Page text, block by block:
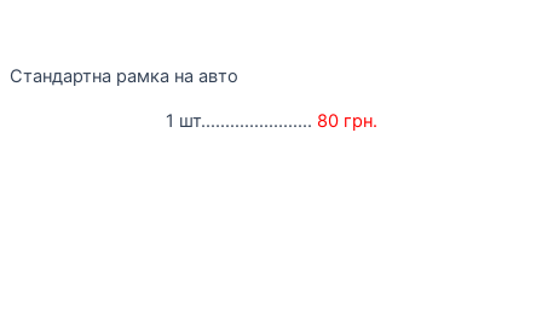
Стандартна рамка на авто
1 шт....................... 80 грн.